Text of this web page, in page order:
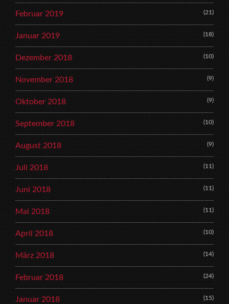
Februar 2019 (21)
Januar 2019 (18)
Dezember 2018 (10)
November 2018 (9)
Oktober 2018 (9)
September 2018 (10)
August 2018 (9)
Juli 2018 (11)
Juni 2018 (11)
Mai 2018 (11)
April 2018 (10)
März 2018 (14)
Februar 2018 (24)
Januar 2018 (15)